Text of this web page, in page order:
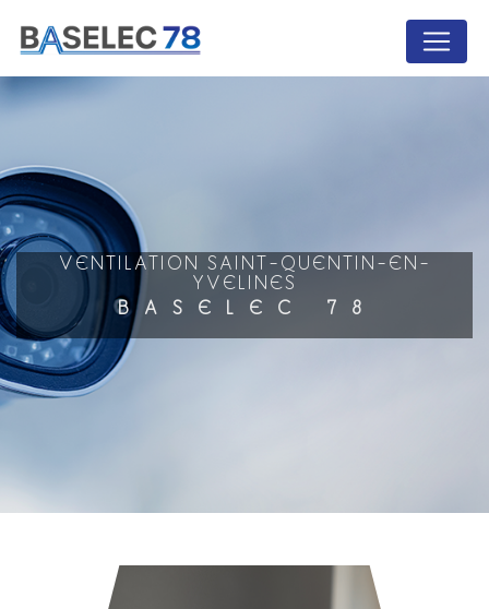
VENTILATION SAINT-QUENTIN-EN-
YVELINES
BASELEC 78